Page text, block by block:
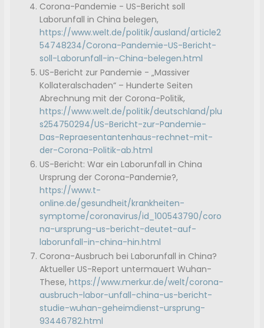
Corona-Pandemie - US-Bericht soll
Laborunfall in China belegen,
https://www.welt.de/politik/ausland/article2
54748234/Corona-Pandemie-US-Bericht-
soll-Laborunfall-in-China-belegen.html
US-Bericht zur Pandemie - „Massiver
Kollateralschaden“ – Hunderte Seiten
Abrechnung mit der Corona-Politik,
https://www.welt.de/politik/deutschland/plu
s254750294/US-Bericht-zur-Pandemie-
Das-Repraesentantenhaus-rechnet-mit-
der-Corona-Politik-ab.html
US-Bericht: War ein Laborunfall in China
Ursprung der Corona-Pandemie?,
https://www.t-
online.de/gesundheit/krankheiten-
symptome/coronavirus/id_100543790/coro
na-ursprung-us-bericht-deutet-auf-
laborunfall-in-china-hin.html
Corona-Ausbruch bei Laborunfall in China?
Aktueller US-Report untermauert Wuhan-
These,https://www.merkur.de/welt/corona-
ausbruch-labor-unfall-china-us-bericht-
studie-wuhan-geheimdienst-ursprung-
93446782.html